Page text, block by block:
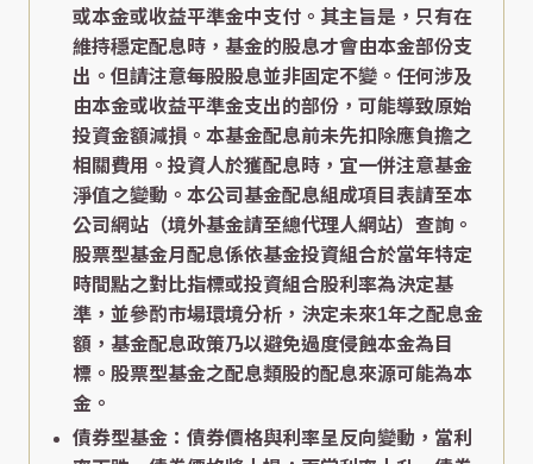
或本金或收益平準金中支付。其主旨是，只有在
維持穩定配息時，基金的股息才會由本金部份支
出。但請注意每股股息並非固定不變。任何涉及
由本金或收益平準金支出的部份，可能導致原始
投資金額減損。本基金配息前未先扣除應負擔之
相關費用。投資人於獲配息時，宜一併注意基金
淨值之變動。本公司基金配息組成項目表請至本
公司網站（境外基金請至總代理人網站）查詢。
股票型基金月配息係依基金投資組合於當年特定
時間點之對比指標或投資組合股利率為決定基
準，並參酌市場環境分析，決定未來1年之配息金
額，基金配息政策乃以避免過度侵蝕本金為目
標。股票型基金之配息類股的配息來源可能為本
金。
債券型基金：債券價格與利率呈反向變動，當利